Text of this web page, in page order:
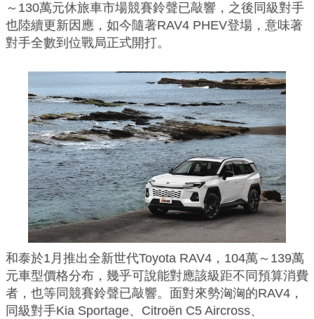
～130萬元休旅車市場競賽鈴聲已敲響，之後同級對手
也陸續更新因應，如今隨著RAV4 PHEV登場，意味著
對手全數到位戰局正式開打。
和泰於1月推出全新世代Toyota RAV4，104萬～139萬
元車型價格分布，幾乎可說能對應該級距不同預算消費
者，也等同競賽鈴聲已敲響。面對來勢洶洶的RAV4，
同級對手Kia Sportage、Citroën C5 Aircross、